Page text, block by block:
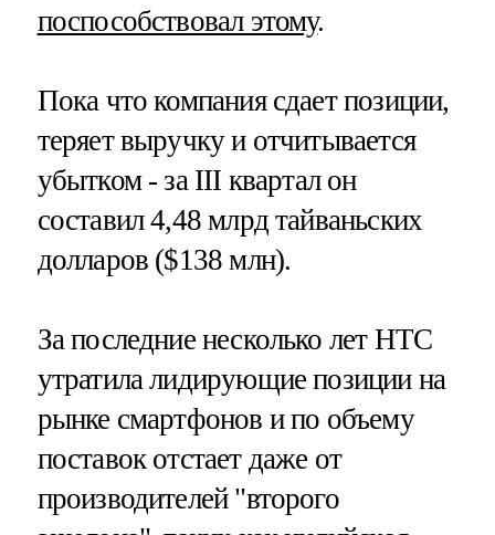
поспособствовал этому.
Пока что компания сдает позиции,
теряет выручку и отчитывается
убытком - за III квартал он
составил 4,48 млрд тайваньских
долларов ($138 млн).
За последние несколько лет HTC
утратила лидирующие позиции на
рынке смартфонов и по объему
поставок отстает даже от
производителей "второго